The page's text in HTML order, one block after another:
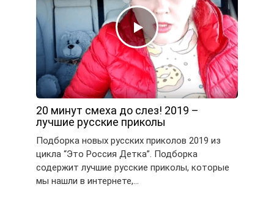
20 минут смеха до слез! 2019 –
лучшие русские приколы
Подборка новых русских приколов 2019 из
цикла “Это Россия Детка”. Подборка
содержит лучшие русские приколы, которые
мы нашли в интернете,…